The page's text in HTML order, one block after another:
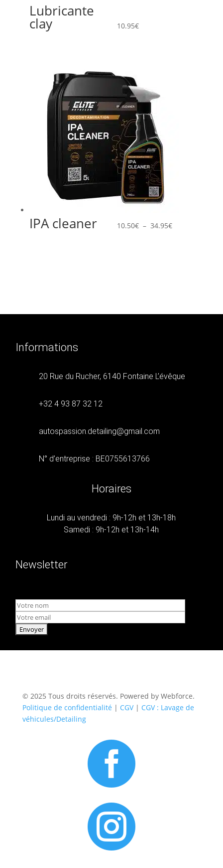
Lubricante
clay 10.95€
IPA cleaner 10.50€ – 34.95€Plage
Informations
20 Rue du Rucher, 6140 Fontaine L’évêque
+32 4 93 87 32 12
autospassion.detailing@gmail.com
N° d’entreprise : BE0755613766
Horaires
Lundi au vendredi : 9h-12h et 13h-18h
Samedi : 9h-12h et 13h-14h
Newsletter
© 2025 Tous droits réservés. Powered by Webforce.
Politique de confidentialité | CGV| CGV : Lavage de
véhicules/Detailing

